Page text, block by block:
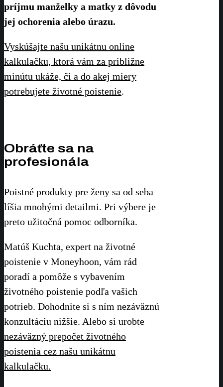
príjmu manželky a matky z dôvodu
jej ochorenia alebo úrazu.
Vyskúšajte našu unikátnu online
kalkulačku, ktorá vám za približne
minútu ukáže, či a do akej miery
potrebujete životné poistenie.
Obráťte sa na
profesionála
Poistné produkty pre ženy sa od seba
líšia mnohými detailmi. Pri výbere je
preto užitočná pomoc odborníka.
Matúš Kuchta, expert na životné
poistenie v Moneyhoon, vám rád
poradí a pomôže s vybavením
životného poistenie podľa vašich
potrieb. Dohodnite si s ním nezáväznú
konzultáciu nižšie. Alebo si urobte
nezáväzný prepočet životného
poistenia cez našu unikátnu
kalkulačku.